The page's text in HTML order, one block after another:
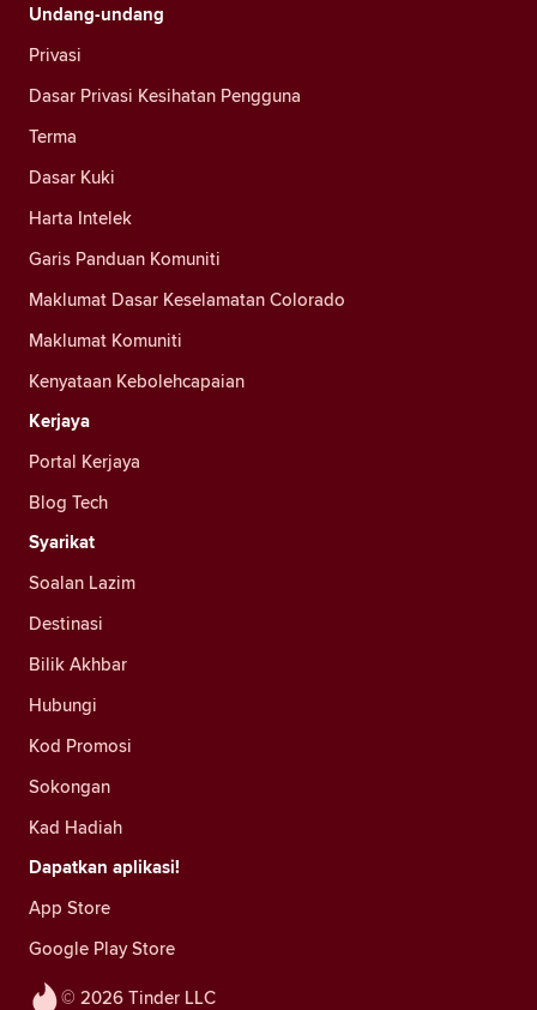
© 2026 Tinder LLC
Undang-undang
Privasi
Dasar Privasi Kesihatan Pengguna
Terma
Dasar Kuki
Harta Intelek
Garis Panduan Komuniti
Maklumat Dasar Keselamatan Colorado
Maklumat Komuniti
Kenyataan Kebolehcapaian
Kerjaya
Portal Kerjaya
Blog Tech
Syarikat
Soalan Lazim
Destinasi
Bilik Akhbar
Hubungi
Kod Promosi
Sokongan
Kad Hadiah
Dapatkan aplikasi!
App Store
Google Play Store